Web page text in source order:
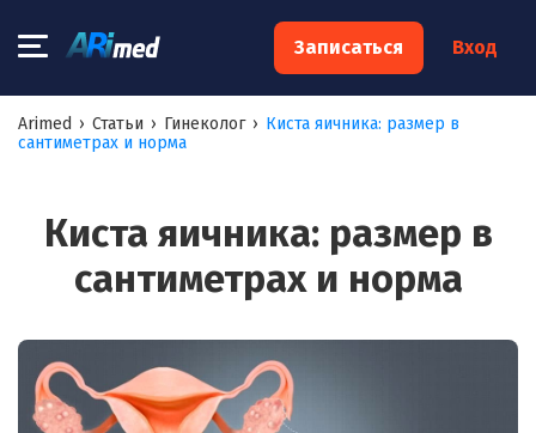
Записаться Вход
Arimed › Статьи › Гинеколог › Киста яичника: размер в
сантиметрах и норма
Киста яичника: размер в
сантиметрах и норма
×
Запишитесь на консультацию к
Ваш телефон:*
Ваш e-mail:*